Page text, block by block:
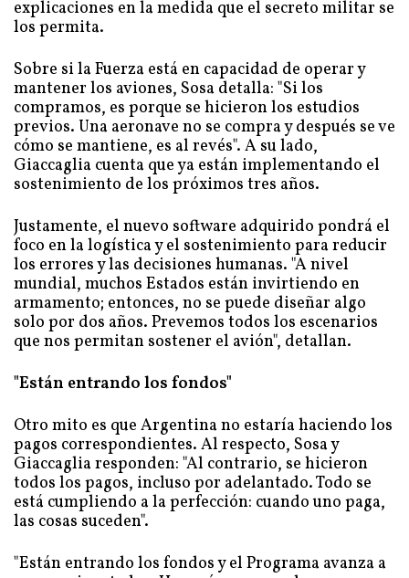
explicaciones en la medida que el secreto militar se
los permita.
Sobre si la Fuerza está en capacidad de operar y
mantener los aviones, Sosa detalla: "Si los
compramos, es porque se hicieron los estudios
previos. Una aeronave no se compra y después se ve
cómo se mantiene, es al revés". A su lado,
Giaccaglia cuenta que ya están implementando el
sostenimiento de los próximos tres años.
Justamente, el nuevo software adquirido pondrá el
foco en la logística y el sostenimiento para reducir
los errores y las decisiones humanas. "A nivel
mundial, muchos Estados están invirtiendo en
armamento; entonces, no se puede diseñar algo
solo por dos años. Prevemos todos los escenarios
que nos permitan sostener el avión", detallan.
"Están entrando los fondos"
Otro mito es que Argentina no estaría haciendo los
pagos correspondientes. Al respecto, Sosa y
Giaccaglia responden: "Al contrario, se hicieron
todos los pagos, incluso por adelantado. Todo se
está cumpliendo a la perfección: cuando uno paga,
las cosas suceden".
"Están entrando los fondos y el Programa avanza a